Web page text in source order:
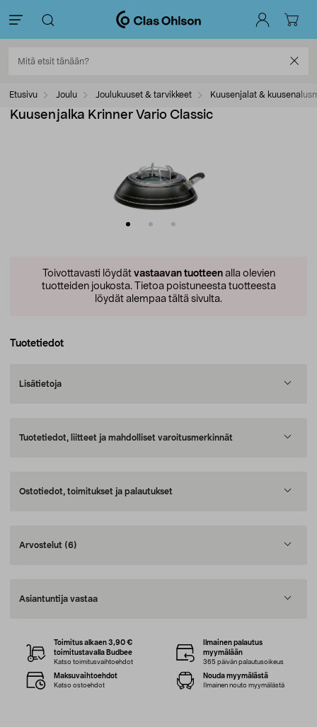
Etusivu Joulu Joulukuuset & tarvikkeet Kuusenjalat &
Kuusenjalka Krinner Vario Classic
Toivottavasti löydät vastaavan tuotteenalla olevien
tuotteiden joukosta. Tietoa poistuneesta tuotteesta
löydät alempaa tältä sivulta.
Tuotetiedot
Lisätietoja
Tuotetiedot, liitteet ja mahdolliset varoitusmerkinnät
Ostotiedot, toimitukset ja palautukset
Arvostelut (6)
Asiantuntija vastaa
Toimitus alkaen 3,90 €
toimitustavalla Budbee
Katso toimitusvaihtoehdot
Ilmainen palautus
myymälään
365 päivän palautusoikeus
Maksuvaihtoehdot
Katso ostoehdot
Nouda myymälästä
Ilmainen nouto myymälästä